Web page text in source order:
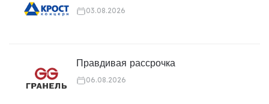
03.08.2026
Правдивая рассрочка
06.08.2026